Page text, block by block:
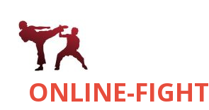
ONLINE-FIGHT